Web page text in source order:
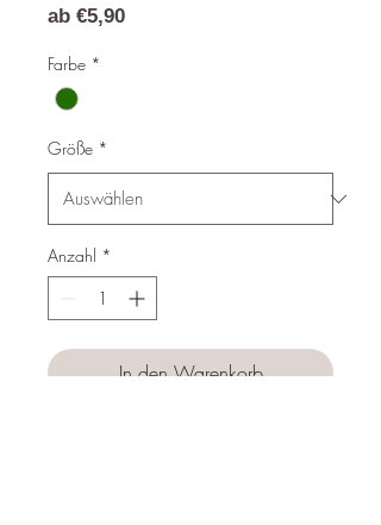
ab €5,90Sale-
Farbe *
Größe *
Anzahl *
In den Warenkorb